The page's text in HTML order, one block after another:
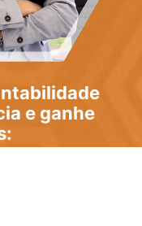
e ganhe